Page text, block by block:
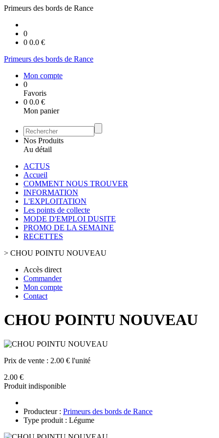
Primeurs des bords de Rance
0
0 0.0 €
Primeurs des bords de Rance
Mon compte
0
Favoris
0 0.0 €
Mon panier
Nos Produits
Au détail
ACTUS
Accueil
COMMENT NOUS TROUVER
INFORMATION
L'EXPLOITATION
Les points de collecte
MODE D'EMPLOI DUSITE
PROMO DE LA SEMAINE
RECETTES
> CHOU POINTU NOUVEAU
Accès direct
Commander
Mon compte
Contact
CHOU POINTU NOUVEAU
Prix de vente : 2.00 € l'unité
2.00 €
Produit indisponible
Producteur : Primeurs des bords de Rance
Type produit : Légume